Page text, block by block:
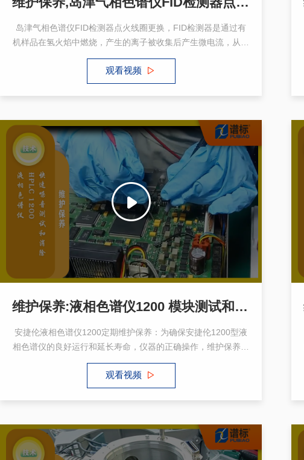
岛津气相色谱仪FID检测器点火线圈更换，FID检测器是通过有
机样品在氢火焰中燃烧，产生的离子被收集后产生微电流，从而
生成色谱峰。
观看视频
维护保养:液相色谱仪1200 模块测试和清洁
安捷伦液相色谱仪1200定期维护保养：为确保安捷伦1200型液
相色谱仪的良好运行和延长寿命，仪器的正确操作，维护保养很
重要。定期维护保养按照说明书要求定期清洁流路、更换过滤
器、检查泄漏等。定期校准检测器、流量计、压力传感器、模块
电路等关键部件。保持仪器清洁干燥，避免污染和结垢。
观看视频